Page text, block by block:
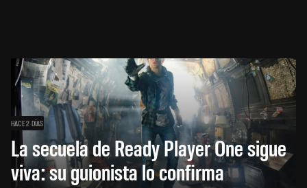
HACE 2 DÍAS
La secuela de Ready Player One sigue
viva: su guionista lo confirma